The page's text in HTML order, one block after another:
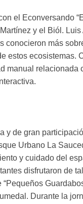
el Econversando
y el Biól.
conocieron más
estos ecosistemas.
manual relacionada
y de gran
Urbano La
y cuidado del
disfrutaron de
Durante la